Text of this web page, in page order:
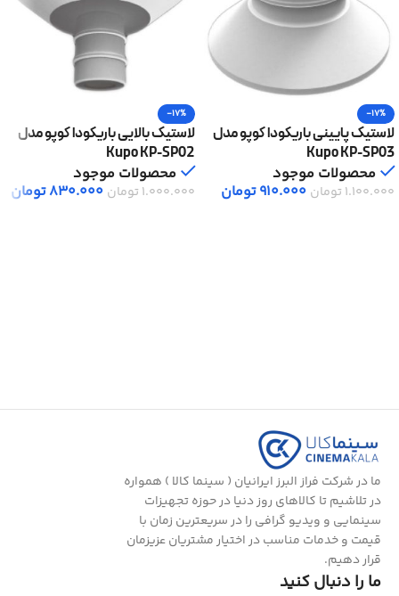
-17%
لاستیک پایینی باریکودا کوپو مدل
Kupo KP-SP03
محصولات موجود
1.100.000 تومان 910.000تومان
-17%
لاستیک بالایی باریکودا کوپو مدل
Kupo KP-SP02
محصولات موجود
1.000.000 تومان 830.000تومان
ما در شرکت فراز البرز ایرانیان ( سینما کالا ) همواره
در تلاشیم تا کالاهای روز دنیا در حوزه تجهیزات
سینمایی و ویدیو گرافی را در سریعترین زمان با
قیمت و خدمات مناسب در اختیار مشتریان عزیزمان
قرار دهیم.
ما را دنبال کنید